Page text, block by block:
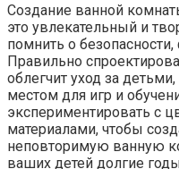
Создание ванной
это увлекательный и
помнить о
Правильно
облегчит уход за
местом для игр и
экспериментировать с
материалами, чтобы
неповторимую ванную
ваших детей долгие